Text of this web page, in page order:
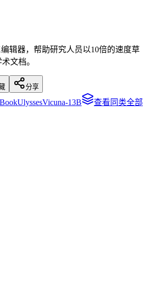
辑器，帮助研究人员以10倍的速度草
文档。
分享
UlyssesVicuna-13B 查看同类全部